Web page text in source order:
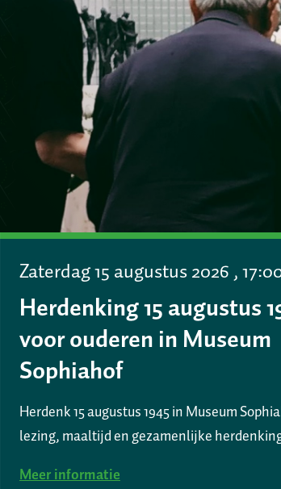
Zaterdag 15 augustus 2026 ,
Herdenking 15 augustus
voor ouderen in Museum
Sophiahof
Herdenk 15 augustus 1945 in Museum
lezing, maaltijd en gezamenlijke
Meer informatie